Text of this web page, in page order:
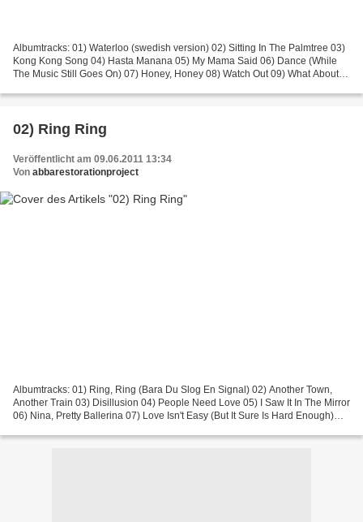
Albumtracks: 01) Waterloo (swedish version) 02) Sitting In The Palmtree 03)
Kong Kong Song 04) Hasta Manana 05) My Mama Said 06) Dance (While
The Music Still Goes On) 07) Honey, Honey 08) Watch Out 09) What About
02) Ring Ring
Veröffentlicht am 09.06.2011 13:34
Von abbarestorationproject
Albumtracks: 01) Ring, Ring (Bara Du Slog En Signal) 02) Another Town,
Another Train 03) Disillusion 04) People Need Love 05) I Saw It In The Mirror
06) Nina, Pretty Ballerina 07) Love Isn't Easy (But It Sure Is Hard Enough)